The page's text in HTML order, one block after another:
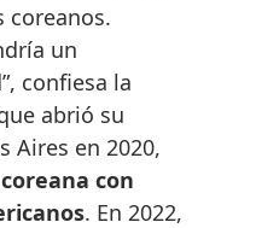
un
confiesa la
abrió su
Aires en 2020,
con
. En 2022,